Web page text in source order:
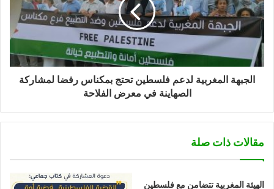
الجبهة المغربية لدعم فلسطين تحتج بمكناس رفضا لمشاركة
الصهاينة في معرض الفلاحة
مقالات ذات صلة
الهيئة المغربية تتضامن مع فلسطين